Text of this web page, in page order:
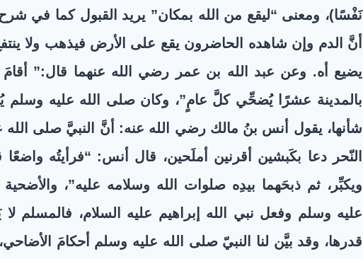
نَفْسًا)، ومعنى “ليقع من الله بمكان” يريد القبول كما في
أنَّ الدم وإن شاهده الحاضرون يقع على الأرض فيذهب ولا
يضيع أه. وعن عبد الله بن عمر رضي الله عنهما قال:”
بالمدينة عشرًا يُضحِّي كلَّ عامٍ”، وكان صلى الله عليه وسلم
شأنها، يقول أنس بنُ مالك رضي الله عنه: أنَّ النبيَّ صلى
النّحر دعا بكَبشين أقرنين أملَحين، قال أنس: “فرأيتُه
ويكبِّر، ثم ذبحَهما بيدِه صلوات الله وسلامه عليه”،
عليه وسلم وفعل نبي الله إبراهيم عليه السلام، فالمسلم
قدرها، وقد بيَّن لنا النبيّ صلى الله عليه وسلم أحكامَ